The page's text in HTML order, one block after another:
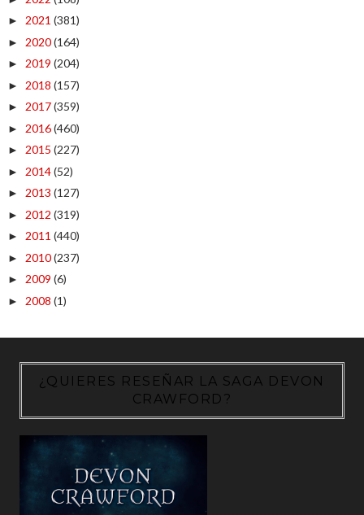
► 2021 (381)
► 2020(164)
► 2019 (204)
► 2018 (157)
► 2017(359)
► 2016(460)
► 2015 (227)
► 2014(52)
► 2013 (127)
► 2012 (319)
► 2011 (440)
► 2010(237)
► 2009 (6)
► 2008 (1)
¿QUIERES RESEÑAR LA SAGA DEVON
CRAWFORD?